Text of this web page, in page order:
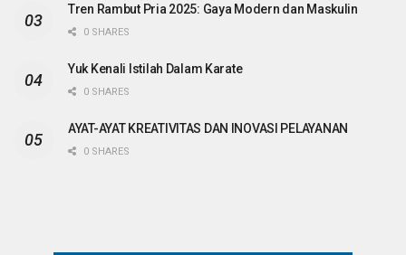
Tren Rambut Pria 2025: Gaya Modern dan Maskulin
0 SHARES
Yuk Kenali Istilah Dalam Karate
0 SHARES
AYAT-AYAT KREATIVITAS DAN INOVASI PELAYANAN
0 SHARES